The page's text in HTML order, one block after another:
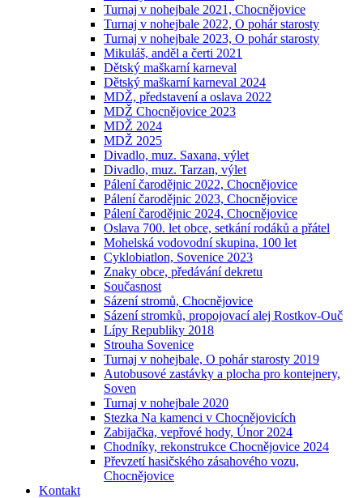
Turnaj v nohejbale 2021, Chocnějovice
Turnaj v nohejbale 2022, O pohár starosty
Turnaj v nohejbale 2023, O pohár starosty
Mikuláš, anděl a čerti 2021
Dětský maškarní karneval
Dětský maškarní karneval 2024
MDŽ, představení a oslava 2022
MDŽ Chocnějovice 2023
MDŽ 2024
MDŽ 2025
Divadlo, muz. Saxana, výlet
Divadlo, muz. Tarzan, výlet
Pálení čarodějnic 2022, Chocnějovice
Pálení čarodějnic 2023, Chocnějovice
Pálení čarodějnic 2024, Chocnějovice
Oslava 700. let obce, setkání rodáků a přátel
Mohelská vodovodní skupina, 100 let
Cyklobiatlon, Sovenice 2023
Znaky obce, předávání dekretu
Současnost
Sázení stromů, Chocnějovice
Sázení stromků, propojovací alej Rostkov-Ouč
Lípy Republiky 2018
Strouha Sovenice
Turnaj v nohejbale, O pohár starosty 2019
Autobusové zastávky a plocha pro kontejnery,
Soven
Turnaj v nohejbale 2020
Stezka Na kamenci v Chocnějovicích
Zabijačka, vepřové hody, Únor 2024
Chodníky, rekonstrukce Chocnějovice 2024
Převzetí hasičského zásahového vozu,
Chocnějovice
Kontakt